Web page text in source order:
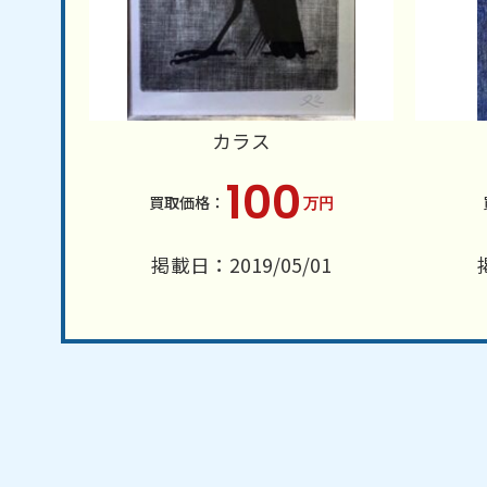
カラス
100 万円
掲載日：2019/05/01